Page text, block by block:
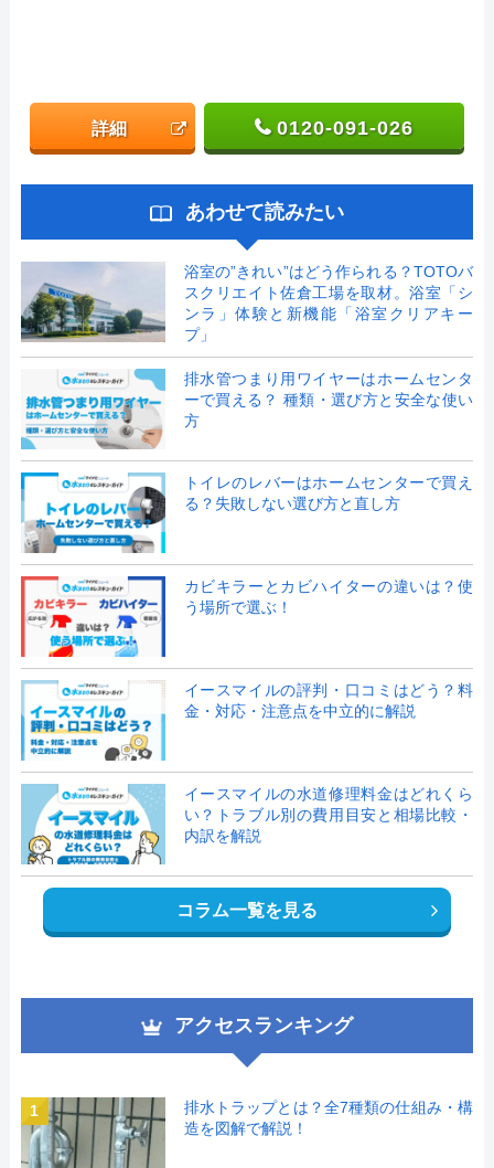
詳細 0120-091-026
あわせて読みたい
浴室の”きれい”はどう作られる？TOTOバ
スクリエイト佐倉工場を取材。浴室「シ
ンラ」体験と新機能「浴室クリアキー
プ」
排水管つまり用ワイヤーはホームセンタ
ーで買える？ 種類・選び方と安全な使い
方
トイレのレバーはホームセンターで買え
る？失敗しない選び方と直し方
カビキラーとカビハイターの違いは？使
う場所で選ぶ！
イースマイルの評判・口コミはどう？料
金・対応・注意点を中立的に解説
イースマイルの水道修理料金はどれくら
い？トラブル別の費用目安と相場比較・
内訳を解説
コラム一覧を見る
アクセスランキング
1
排水トラップとは？全7種類の仕組み・構
造を図解で解説！